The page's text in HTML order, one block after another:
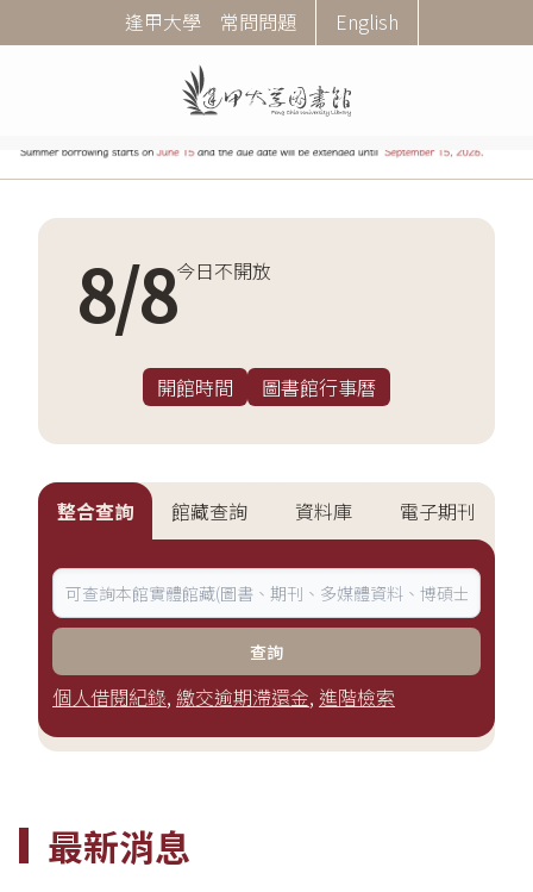
至
Corner
Menu
逢甲大學 常問問題 English
8/8今日不開放
開館時間 圖書館行事曆
整合查詢 館藏查詢 資料庫 電子期刊
查詢
個人借閱紀錄, 繳交逾期滯還金, 進階檢索
最新消息